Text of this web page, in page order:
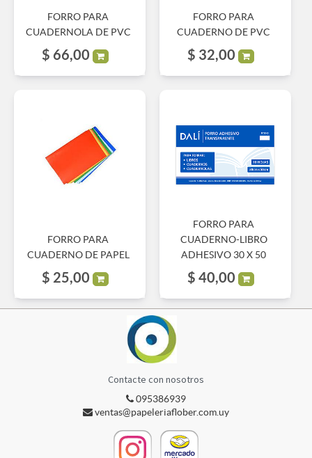
FORRO PARA
CUADERNOLA DE PVC
$ 66,00
FORRO PARA
CUADERNO DE PVC
$ 32,00
FORRO PARA
CUADERNO DE PAPEL
$ 25,00
FORRO PARA
CUADERNO-LIBRO
ADHESIVO 30 X 50
$ 40,00
Contacte con nosotros
095386939
ventas@papeleriaflober.com.uy